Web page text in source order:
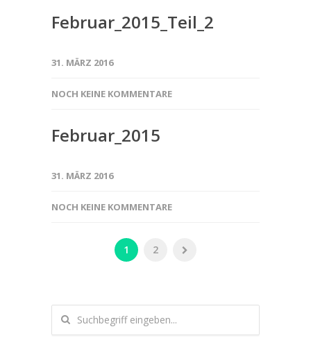
Februar_2015_Teil_2
31. MÄRZ 2016
NOCH KEINE KOMMENTARE
Februar_2015
31. MÄRZ 2016
NOCH KEINE KOMMENTARE
1 2